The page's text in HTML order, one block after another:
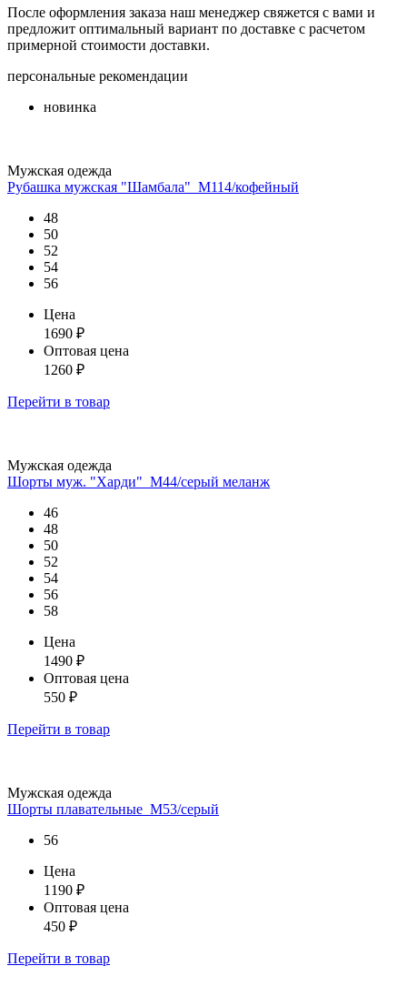
После оформления заказа наш менеджер свяжется с вами и
предложит оптимальный вариант по доставке с расчетом
примерной стоимости доставки.
персональные рекомендации
новинка
Мужская одежда
Рубашка мужская "Шамбала"_М114/кофейный
48
50
52
54
56
Цена
1690 ₽
Оптовая цена
1260 ₽
Перейти в товар
Мужская одежда
Шорты муж. "Харди"_М44/серый меланж
46
48
50
52
54
56
58
Цена
1490 ₽
Оптовая цена
550 ₽
Перейти в товар
Мужская одежда
Шорты плавательные_М53/серый
56
Цена
1190 ₽
Оптовая цена
450 ₽
Перейти в товар